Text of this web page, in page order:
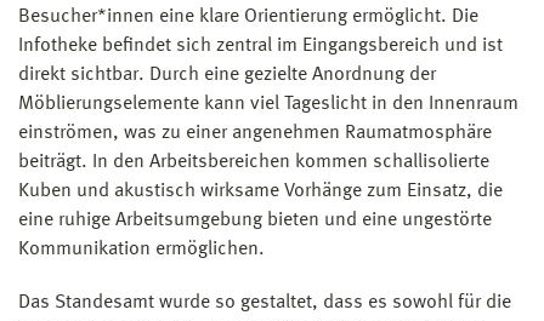
Besucher*innen eine klare Orientierung ermöglicht. Die
Infotheke befindet sich zentral im Eingangsbereich und ist
direkt sichtbar. Durch eine gezielte Anordnung der
Möblierungselemente kann viel Tageslicht in den Innenraum
einströmen, was zu einer angenehmen Raumatmosphäre
beiträgt. In den Arbeitsbereichen kommen schallisolierte
Kuben und akustisch wirksame Vorhänge zum Einsatz, die
eine ruhige Arbeitsumgebung bieten und eine ungestörte
Kommunikation ermöglichen.
Das Standesamt wurde so gestaltet, dass es sowohl für die